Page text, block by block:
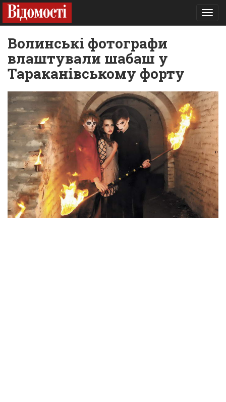
Волинські фотографи
влаштували шабаш у
Тараканівському форту